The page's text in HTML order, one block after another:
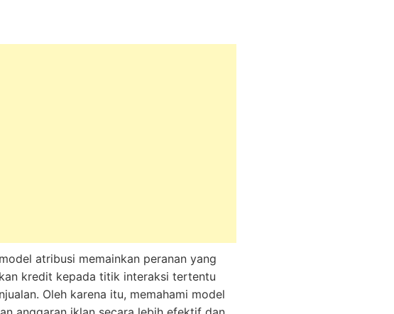
atribusi memainkan peranan yang
kredit kepada titik interaksi tertentu
Oleh karena itu, memahami model